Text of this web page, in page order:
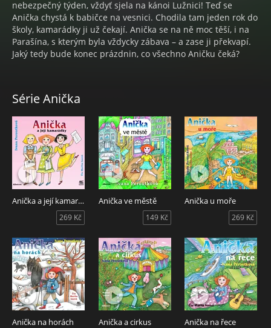
nebezpečný týden, vždyť sjela na kánoi Lužnici! Teď se
Anička chystá k babičce na vesnici. Chodila tam jeden rok do
školy, kamarádky ji už čekají. Anička se na ně moc těší, i na
Parašína, s kterým byla vždycky zábava – a zase ji překvapí.
Jaký tedy bude konec prázdnin, co všechno Aničku čeká?
Série Anička
Anička a její kamarádky
269 Kč
Anička ve městě
149 Kč
Anička u moře
269 Kč
Anička na horách Anička a cirkus Anička na řece